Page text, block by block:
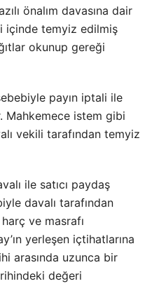
önalım davasına dair
içinde temyiz edilmiş
okunup gereği
payın iptali ile
Mahkemece istem gibi
vekili tarafından temyiz
ile satıcı paydaş
davalı tarafından
ve masrafı
yerleşen içtihatlarına
arasında uzunca bir
değeri